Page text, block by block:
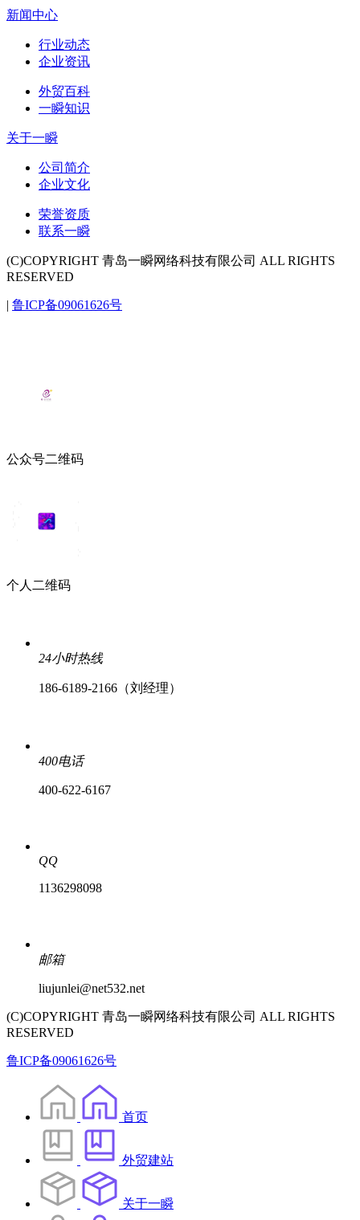
新闻中心
行业动态
企业资讯
外贸百科
一瞬知识
关于一瞬
公司简介
企业文化
荣誉资质
联系一瞬
(C)COPYRIGHT 青岛一瞬网络科技有限公司 ALL RIGHTS
RESERVED
| 鲁ICP备09061626号
公众号二维码
个人二维码
24小时热线
186-6189-2166（刘经理）
400电话
400-622-6167
QQ
1136298098
邮箱
liujunlei@net532.net
(C)COPYRIGHT 青岛一瞬网络科技有限公司 ALL RIGHTS
RESERVED
鲁ICP备09061626号
首页
外贸建站
关于一瞬